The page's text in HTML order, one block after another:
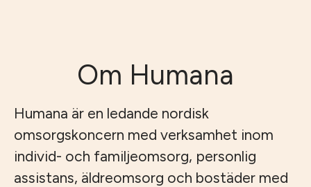
Om Humana
Humana är en ledande nordisk
omsorgskoncern med verksamhet inom
individ- och familjeomsorg, personlig
assistans, äldreomsorg och bostäder med